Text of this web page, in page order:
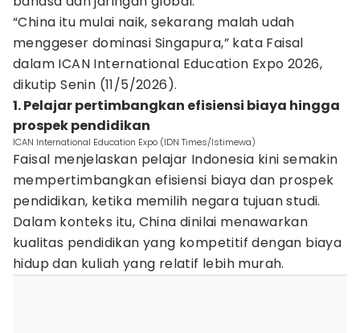
“China itu mulai naik, sekarang malah udah
menggeser dominasi Singapura,” kata Faisal
dalam ICAN International Education Expo 2026,
dikutip Senin (11/5/2026).
1. Pelajar pertimbangkan efisiensi biaya hingga
prospek pendidikan
ICAN International Education Expo (IDN Times/Istimewa)
Faisal menjelaskan pelajar Indonesia kini semakin
mempertimbangkan efisiensi biaya dan prospek
pendidikan, ketika memilih negara tujuan studi.
Dalam konteks itu, China dinilai menawarkan
kualitas pendidikan yang kompetitif dengan biaya
hidup dan kuliah yang relatif lebih murah.